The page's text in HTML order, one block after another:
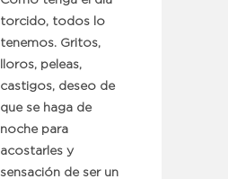
torcido, todos lo
tenemos. Gritos,
lloros, peleas,
castigos, deseo de
que se haga de
noche para
acostarles y
sensación de ser un